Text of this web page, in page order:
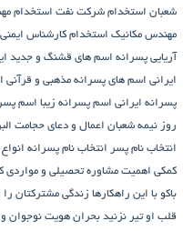
شعبان استخدام شرکت نفت استخدام
مهندس مکانیک استخدام کارشناس
آریایی پسرانه اسم های قشنگ و جدید
ایرانی اسم های پسرانه مذهبی و قرآنی
پسرانه ایرانی اسم پسرانه زیبا اسم پسر
روز نیمه شعبان اعمال و دعای حجامت
انتخاب نام پسر انتخاب نام پسرانه
کمکی اهمیت مشاوره تحصیلی و مواردی
باکو با این راهکارها زندگی مشترکتان را
قلب او تیر نزنید بحران هویت نوجوان